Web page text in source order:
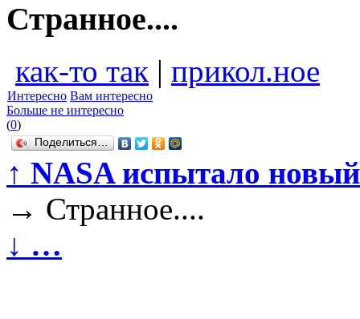
Странное....
как-то так | прикол.ное
Интересно Вам интересно
Больше не интересно
(0)
Поделиться…
↑ NASA испытало
→ Странное....
↓ …